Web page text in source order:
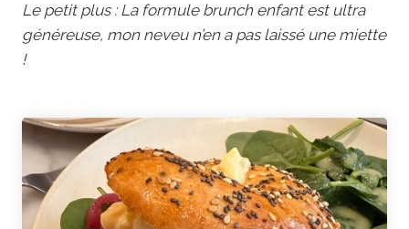
Le petit plus : La formule brunch enfant est ultra
généreuse, mon neveu n’en a pas laissé une miette
!